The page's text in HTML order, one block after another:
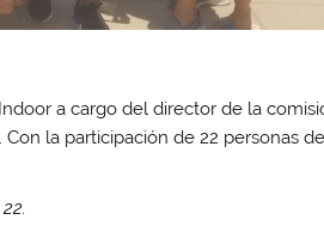
a cargo del director de la
la participación de 22 personas